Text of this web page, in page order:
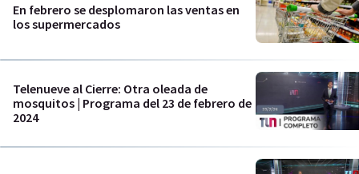
En febrero se desplomaron las ventas en
los supermercados
Telenueve al Cierre: Otra oleada de
mosquitos | Programa del 23 de febrero de
2024